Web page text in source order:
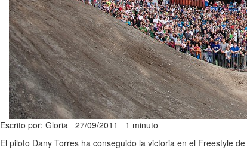
Escrito por: Gloria 27/09/2011 1 minuto
El piloto Dany Torres ha conseguido la victoria en el Freestyle